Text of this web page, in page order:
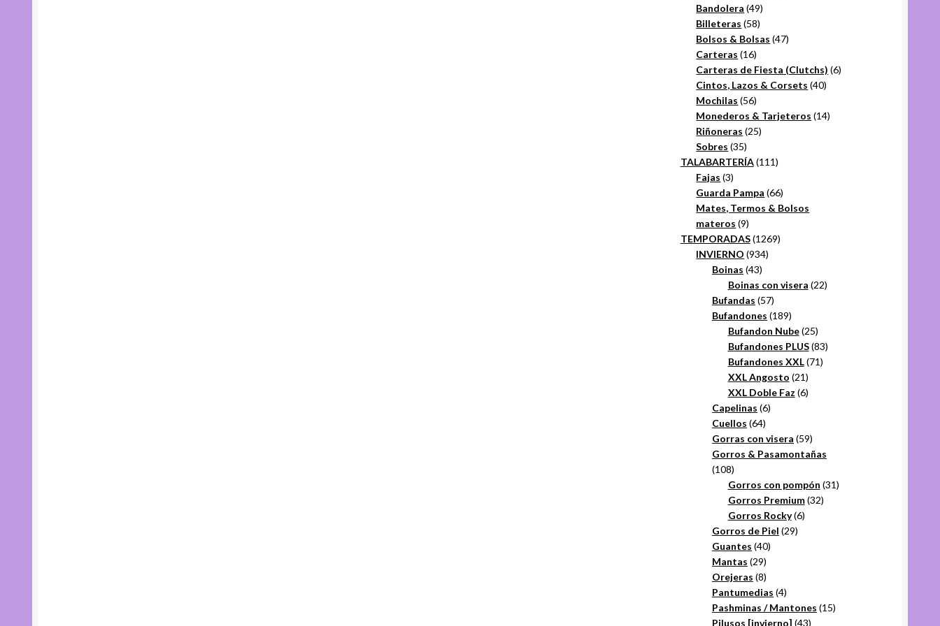
Bandolera 4949
Billeteras 5858
productos
Bolsos & Bolsas 4747
Carteras 1616
productos
Carteras de Fiesta (Clutchs) 66
Cintos, Lazos & Corsets 4040
Mochilas 5656
productos
Monederos & Tarjeteros 1414
Riñoneras 2525
Sobres 3535
productos
TALABARTERÍA 111111
Fajas 33
productos
Guarda Pampa 6666
productos
Mates, Termos & Bolsos
materos 99
productos
TEMPORADAS 12691269
INVIERNO 934934
Boinas 4343
productos
Boinas con visera 2222
Bufandas 5757
productos
Bufandones 189189
productos
Bufandon Nube 2525
productos
Bufandones PLUS 8383
Bufandones XXL 7171
XXL Angosto 2121
productos
XXL Doble Faz 66
Capelinas 66
Cuellos 6464
productos
Gorras con visera 5959
productos
Gorros & Pasamontañas
108108
productos
Gorros con pompón 3131
Gorros Premium 3232
Gorros Rocky 66
Gorros de Piel 2929
Guantes 4040
Mantas 2929
productos
Orejeras 88
productos
Pantumedias 44
productos
Pashminas / Mantones 1515
Pilusos [invierno] 4343